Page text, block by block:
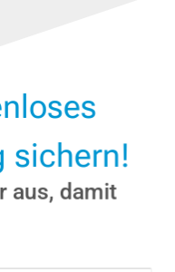
sichern!
aus, damit